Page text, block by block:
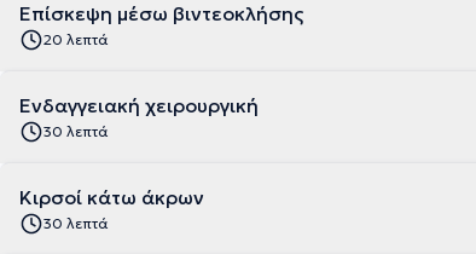
Επίσκεψη μέσω βιντεοκλήσης
20 λεπτά
Ενδαγγειακή χειρουργική
30 λεπτά
Κιρσοί κάτω άκρων
30 λεπτά